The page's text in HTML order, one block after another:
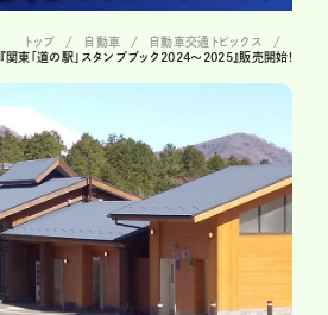
トップ 自動車
自動車交通トピックス
『関東「道の駅」スタンプブック2024〜2025』販売開始!